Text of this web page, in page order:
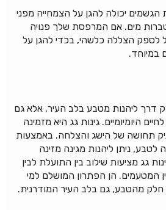
הגשמים יכולה להגן על הצמחייה מפני
מים. אם המרפסת שלך פנויה
לספק הצללה כלשהי, בכדי להגן על
במיוחד.
דרך ליהנות מטבע בלב העיר, אלא גם
היומיומיים. גינות גג היא מזמינה
תחושה של הישג והצלחה. באמצעות
לטבע, ניתן ליהנות מגינה מזינה
גג מציעות שילוב בין התועלת לבין
המטעמים. הן הפתרון המושלם למי
חלק מהטבע, גם בלב העיר המודרנית.